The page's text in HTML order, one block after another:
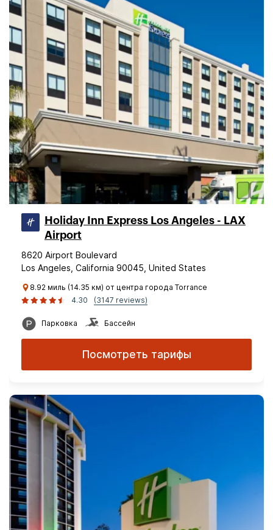
Holiday Inn Express Los Angeles - LAX
Airport
8620 Airport Boulevard
Los Angeles, California 90045, United States
8.92 миль (14.35 км) от центра города Torrance
4.30
(3147 reviews)
Парковка Бассейн
Посмотреть тарифы